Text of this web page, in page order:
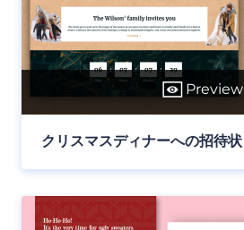
Preview
クリスマスディナーへの招待状